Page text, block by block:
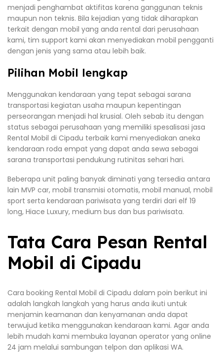
menjadi penghambat aktifitas karena ganggunan teknis
maupun non teknis. Bila kejadian yang tidak diharapkan
terkait dengan mobil yang anda rental dari perusahaan
kami, tim support kami akan menyediakan mobil pengganti
dengan jenis yang sama atau lebih baik.
Pilihan Mobil lengkap
Menggunakan kendaraan yang tepat sebagai sarana
transportasi kegiatan usaha maupun kepentingan
perseorangan menjadi hal krusial. Oleh sebab itu dengan
status sebagai perusahaan yang memiliki spesalisasi jasa
Rental Mobil di Cipadu terbaik kami menyediakan aneka
kendaraan roda empat yang dapat anda sewa sebagai
sarana transportasi pendukung rutinitas sehari hari.
Beberapa unit paling banyak diminati yang tersedia antara
lain MVP car, mobil transmisi otomatis, mobil manual, mobil
sport serta kendaraan pariwisata yang terdiri dari elf 19
long, Hiace Luxury, medium bus dan bus pariwisata.
Tata Cara Pesan Rental
Mobil di Cipadu
Cara booking Rental Mobil di Cipadu dalam poin berikut ini
adalah langkah langkah yang harus anda ikuti untuk
menjamin keamanan dan kenyamanan anda dapat
terwujud ketika menggunakan kendaraan kami. Agar anda
lebih mudah kami membuka layanan operator yang online
24 jam melalui sambungan telpon dan aplikasi WA.